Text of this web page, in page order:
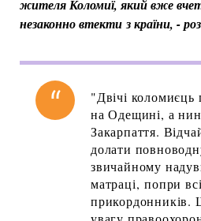
жителя Коломиї, який вже
незаконно втекти з країни, -
"Двічі коломиєць
на Одещині, а
Закарпаття.
долати
звичайному
матраці, попри
прикордонників.